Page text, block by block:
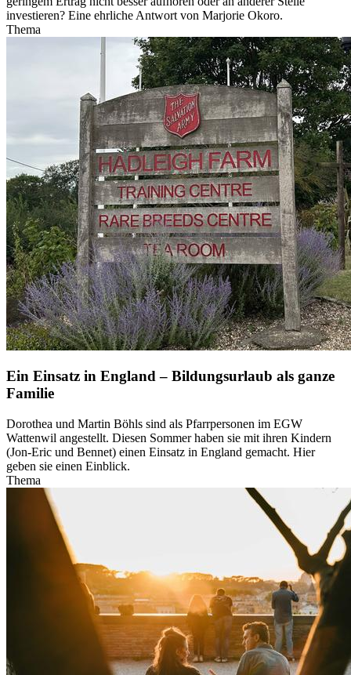
investieren? Eine ehrliche Antwort von Marjorie Okoro.
Thema
Ein Einsatz in England – Bildungsurlaub als ganze
Familie
Dorothea und Martin Böhls sind als Pfarrpersonen im EGW
Wattenwil angestellt. Diesen Sommer haben sie mit ihren Kindern
(Jon-Eric und Bennet) einen Einsatz in England gemacht. Hier
geben sie einen Einblick.
Thema